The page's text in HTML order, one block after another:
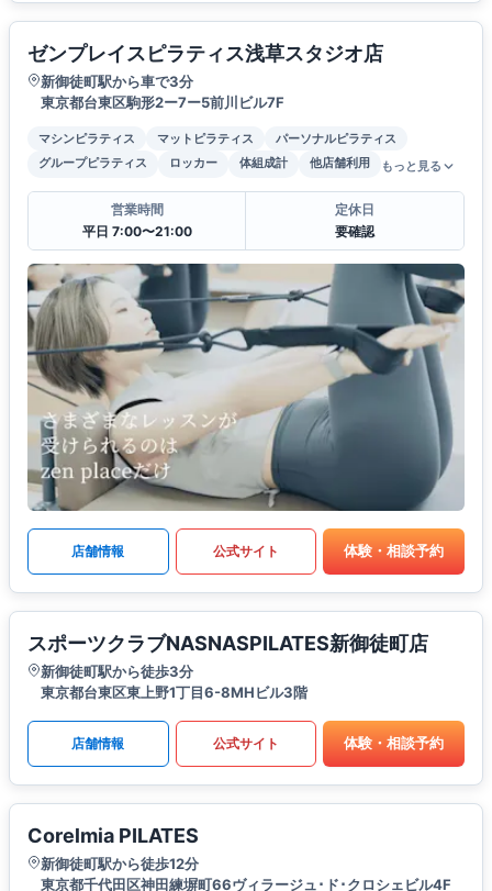
ゼンプレイスピラティス浅草スタジオ店
新御徒町駅から車で3分
東京都台東区駒形2ー7ー5前川ビル7F
マシンピラティス マットピラティス
パーソナルピラティス
グループピラティス
ロッカー 体組成計 他店舗利用 もっと見る
営業時間
平日 7:00〜21:00
定休日
要確認
店舗情報 公式サイト 体験・相談予約
スポーツクラブNASNASPILATES新御徒町店
新御徒町駅から徒歩3分
東京都台東区東上野1丁目6-8MHビル3階
店舗情報 公式サイト 体験・相談予約
Corelmia PILATES
新御徒町駅から徒歩12分
東京都千代田区神田練塀町66ヴィラージュ･ド･クロシェビル4F